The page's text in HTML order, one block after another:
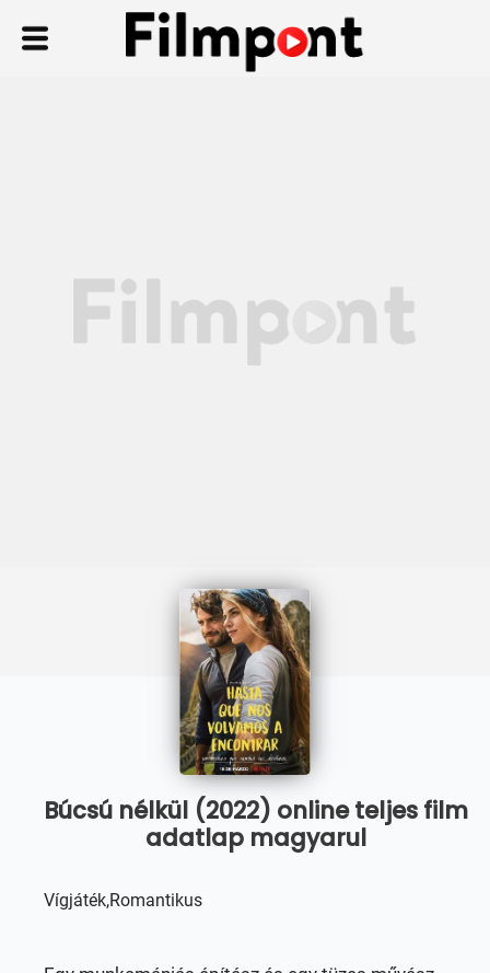
Búcsú nélkül (2022) online teljes film
adatlap magyarul
Vígjáték,Romantikus